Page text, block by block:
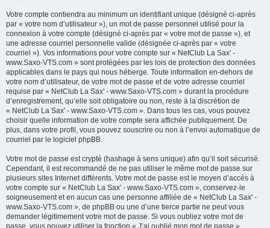
Votre compte contiendra au minimum un identifiant unique (désigné ci-après
par « votre nom d’utilisateur »), un mot de passe personnel utilisé pour la
connexion à votre compte (désigné ci-après par « votre mot de passe »), et
une adresse courriel personnelle valide (désignée ci-après par « votre
courriel »). Vos informations pour votre compte sur « NetClub La Sax' -
www.Saxo-VTS.com » sont protégées par les lois de protection des données
applicables dans le pays qui nous héberge. Toute information en-dehors de
votre nom d’utilisateur, de votre mot de passe et de votre adresse courriel
requise par « NetClub La Sax' - www.Saxo-VTS.com » durant la procédure
d’enregistrement, qu’elle soit obligatoire ou non, reste à la discrétion de
« NetClub La Sax' - www.Saxo-VTS.com ». Dans tous les cas, vous pouvez
choisir quelle information de votre compte sera affichée publiquement. De
plus, dans votre profil, vous pouvez souscrire ou non à l’envoi automatique de
courriel par le logiciel phpBB.
Votre mot de passe est crypté (hashage à sens unique) afin qu’il soit sécurisé.
Cependant, il est recommandé de ne pas utiliser le même mot de passe sur
plusieurs sites Internet différents. Votre mot de passe est le moyen d’accès à
votre compte sur « NetClub La Sax' - www.Saxo-VTS.com », conservez-le
soigneusement et en aucun cas une personne affiliée de « NetClub La Sax' -
www.Saxo-VTS.com », de phpBB ou une d’une tierce partie ne peut vous
demander légitimement votre mot de passe. Si vous oubliez votre mot de
passe, vous pouvez utiliser la fonction « J’ai oublié mon mot de passe »